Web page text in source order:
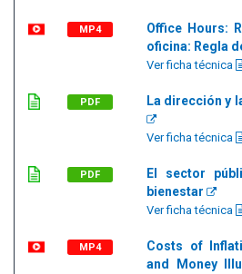
MP4
Office Hours:
oficina: Regla
Ver ficha técnica
PDF La dirección y
Ver ficha técnica
PDF
El sector
bienestar
Ver ficha técnica
MP4
Costs of
and Money